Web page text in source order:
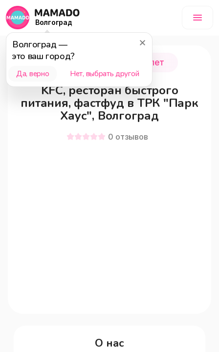
Волгоград
Волгоград —
это ваш город?
Да, верно Нет, выбрать другой
Волгоград 0 - 18 лет
KFC, ресторан быстрого
питания, фастфуд в ТРК "Парк
Хаус", Волгоград
0 отзывов
О нас